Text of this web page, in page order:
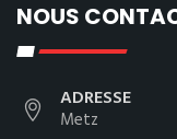
NOUS
ADRESSE
Metz